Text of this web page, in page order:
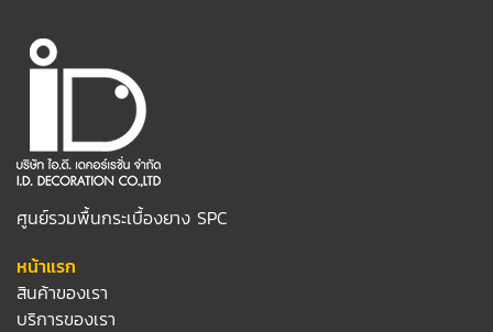
ศูนย์รวมพื้นกระเบื้องยาง SPC
หน้าแรก
สินค้าของเรา
บริการของเรา